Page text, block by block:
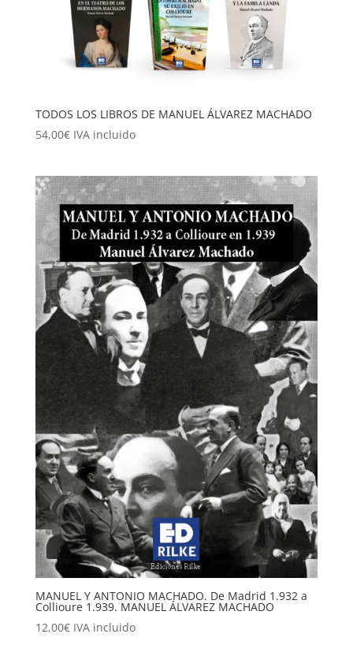
TODOS LOS LIBROS DE MANUEL ÁLVAREZ MACHADO
54,00€ IVA incluido
MANUEL Y ANTONIO MACHADO. De Madrid 1.932 a
Collioure 1.939. MANUEL ÁLVAREZ MACHADO
12,00€ IVA incluido